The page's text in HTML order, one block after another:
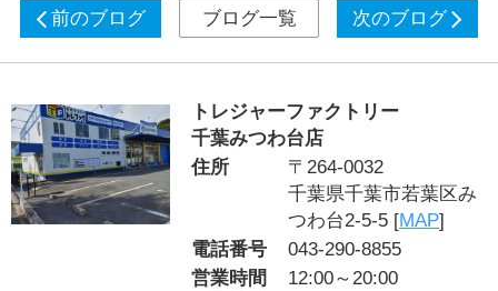
前のブログ ブログ一覧 次のブログ
トレジャーファクトリー
千葉みつわ台店
住所
〒264-0032
千葉県千葉市若葉区み
つわ台2-5-5 [MAP]
電話番号
043-290-8855
営業時間
12:00～20:00